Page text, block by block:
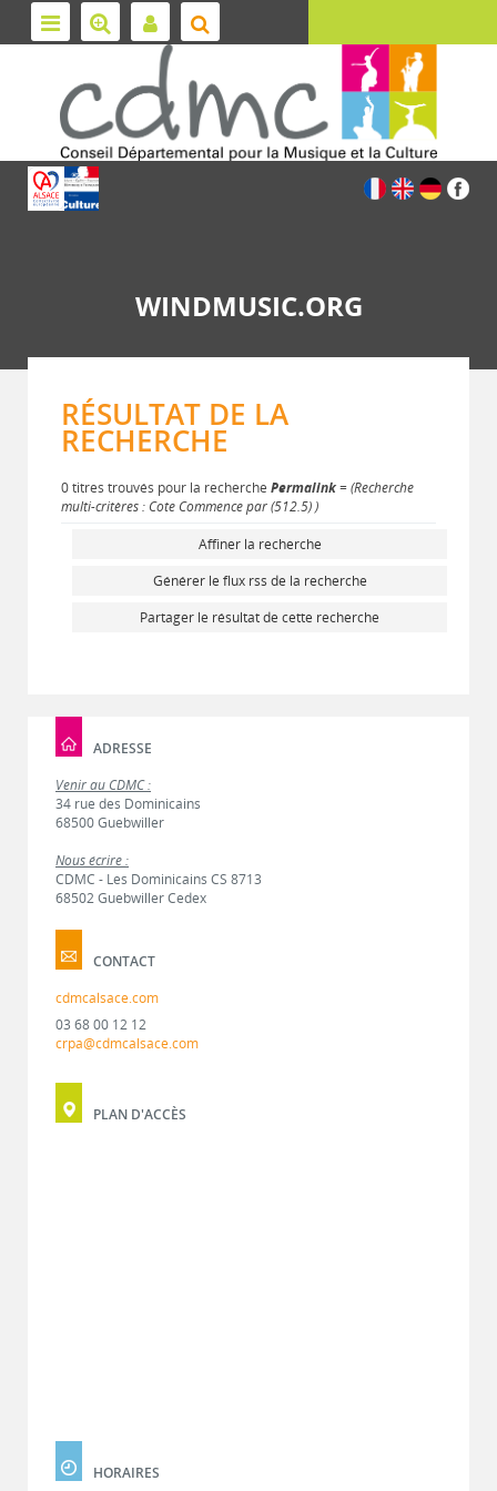
WINDMUSIC.ORG
RÉSULTAT DE LA
RECHERCHE
0 titres trouvés pour la recherche Permalink= (Recherche
multi-critères : Cote Commence par (512.5) )
Affiner la recherche
Générer le flux rss de la recherche
Partager le résultat de cette recherche
ADRESSE
Venir au CDMC :
34 rue des Dominicains
68500 Guebwiller
Nous écrire :
CDMC - Les Dominicains CS 8713
68502 Guebwiller Cedex
CONTACT
cdmcalsace.com
03 68 00 12 12
crpa@cdmcalsace.com
PLAN D'ACCÈS
HORAIRES